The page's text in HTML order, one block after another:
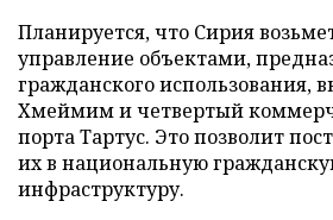
Планируется, что Сирия
управление объектами,
гражданского использования,
Хмеймим и четвертый
порта Тартус. Это позволит
их в национальную
инфраструктуру.